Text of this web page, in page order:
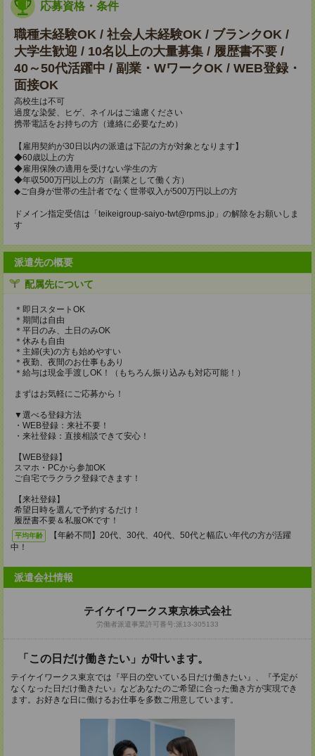
応募資格・条件
職種未経験OK / 社会人未経験OK / ブランクOK /
大学生歓迎 / 10名以上の大量募集 / 履歴書不要 /
40～50代活躍中 / 副業・WワークOK / WEB登録・
面接OK
高校生は不可
過度な染髪、ヒゲ、ネイルはご遠慮ください
携帯電話をお持ちの方（連絡に必要なため）
【雇用契約が30日以内の派遣は下記の方が対象となります】
◆60歳以上の方
◆雇用保険の適用を受けない学生の方
◆年収500万円以上の方（副業として働く方）
◆ご自身が世帯の生計者でなく世帯収入が500万円以上の方
ドメイン指定受信は「teikeigroup-saiyo-twt@rpms.jp」の解除をお願いしま
す
派遣先の概要
配属先について
＊即日スタートOK
＊期間は自由
＊平日のみ、土日のみOK
＊休みも自由
＊主婦(夫)の方も始めやすい
＊夜勤、夜間のお仕事もあり
＊給与は現金手渡しOK！（もちろん振り込みも対応可能！）
まずはお気軽にご応募から！
▼選べる登録方法
・WEB登録：来社不要！
・来社登録：直接相談できて安心！
【WEB登録】
スマホ・PCから参加OK
ご自宅でラクラク登録できます！
【来社登録】
希望日時を選んで予約するだけ！
履歴書不要＆私服OKです！
平均年齢
【年齢不問】20代、30代、40代、50代と幅広い年代の方が活躍
中！
派遣会社情報
テイケイワークス東京株式会社
労働者派遣事業許可番号:派13-305133
「この日だけ働きたい」が叶います。
テイケイワークス東京では『平日の空いている日だけ働きたい』、『予定が
なくなった日だけ働きたい』などあなたのご希望に合った働き方が実現でき
ます。お好きな日に働けるお仕事を多数ご用意しています。